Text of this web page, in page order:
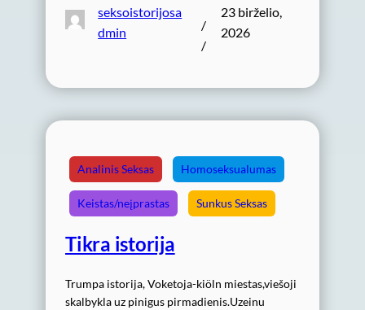
seksoistorijosa
dmin
/
/
23 birželio,
2026
Analinis Seksas Homoseksualumas
Keistas/neįprastas Sunkus Seksas
Tikra istorija
Trumpa istorija, Voketoja-kiöln miestas,viešoji
skalbykla uz pinigus pirmadienis.Uzeinu